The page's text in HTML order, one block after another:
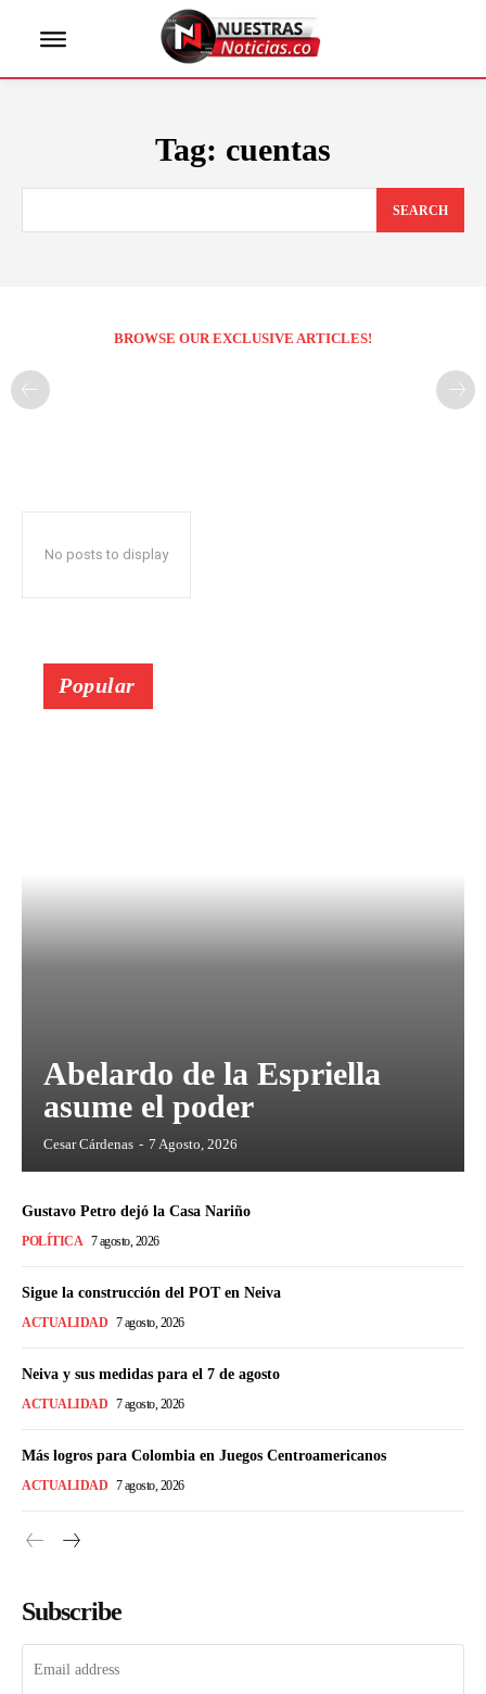
Tag: cuentas
SEARCH
BROWSE OUR EXCLUSIVE ARTICLES!
No posts to display
Popular
Abelardo de la Espriella
asume el poder
Cesar Cárdenas - 7 Agosto, 2026
Gustavo Petro dejó la Casa Nariño
POLÍTICA 7 agosto, 2026
Sigue la construcción del POT en Neiva
ACTUALIDAD 7 agosto, 2026
Neiva y sus medidas para el 7 de agosto
ACTUALIDAD 7 agosto, 2026
Más logros para Colombia en Juegos Centroamericanos
ACTUALIDAD 7 agosto, 2026
Subscribe